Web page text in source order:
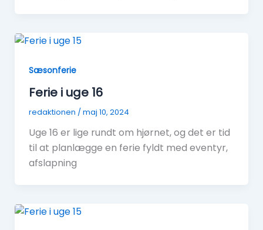
Sæsonferie
Ferie i uge 16
redaktionen / maj 10, 2024
Uge 16 er lige rundt om hjørnet, og det er tid
til at planlægge en ferie fyldt med eventyr,
afslapning